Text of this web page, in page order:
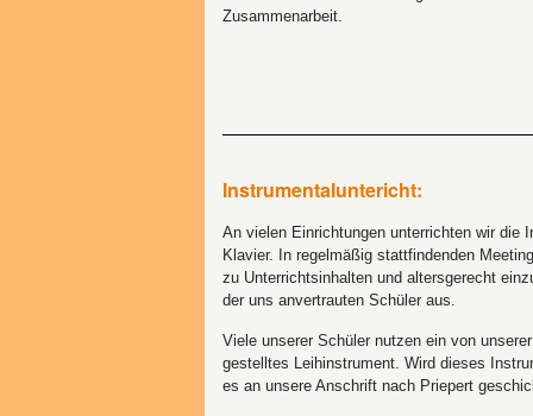
Zusammenarbeit.
Instrumentaluntericht:
An vielen Einrichtungen unterrichten wir die
Klavier. In regelmäßig stattfindenden
zu Unterrichtsinhalten und altersgerecht
der uns anvertrauten Schüler aus.
Viele unserer Schüler nutzen ein von
gestelltes Leihinstrument. Wird dieses
es an unsere Anschrift nach Priepert